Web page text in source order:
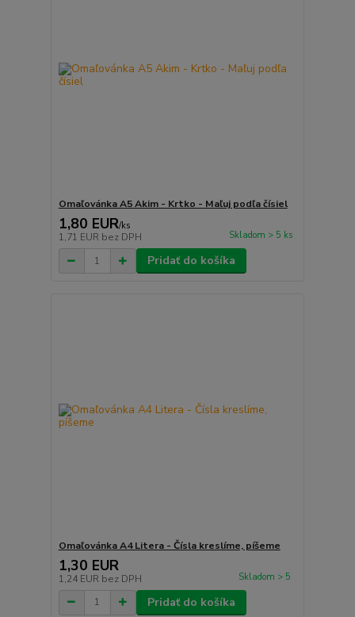
Omaľovánka A5 Akim - Krtko - Maľuj podľa čísiel
1,80 EUR/ks
1,71 EUR bez DPH Skladom > 5 ks
Pridať do košíka
Omaľovánka A4 Litera - Čísla kreslíme, píšeme
1,30 EUR
1,24 EUR bez DPH Skladom > 5
Pridať do košíka